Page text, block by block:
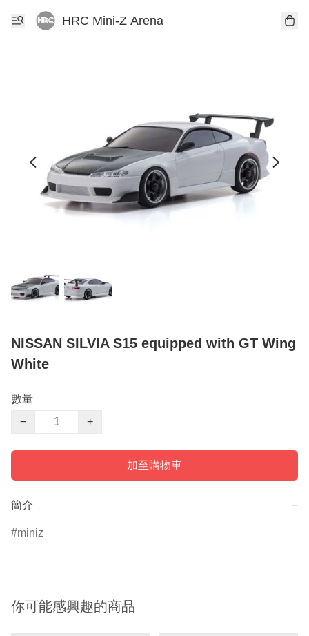
HRC Mini-Z Arena
NISSAN SILVIA S15 equipped with GT Wing
White
數量
−
+
加至購物車
簡介 −
miniz
你可能感興趣的商品